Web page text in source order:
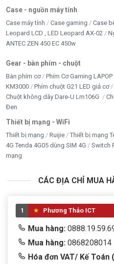
Case - nguồn máy tính
Case máy tính Case gaming Case
Leopard LCD , LED Leopard AX-02
ANTEC ZEN 450 EC 450w
Gear - bàn phím - chuột
Bàn phím cơ Phím Cơ Gaming
KM3000
Phím chuột G21 LED giả cơ
Chuột không dây Dare-U Lm106G
Đen
Thiết bị mạng - WiFi
Thiết bị mạng Ruijie Thiết bị mạng
4G Tenda 4G05 dùng SIM 4G
Switch
mạng
CÁC ĐỊA CHỈ MUA
1 Phương Thảo ICT
Mua hàng:
Mua hàng: 0868208014
Hóa đơn VAT/ Kế Toán